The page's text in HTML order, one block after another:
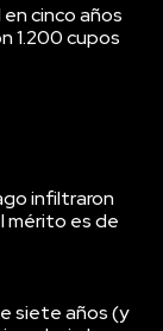
cinco años
1.200 cupos
infiltraron
mérito es de
siete años (y